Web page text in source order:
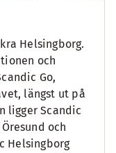
Helsingborg.
och
Go,
längst ut på
ligger Scandic
och
Helsingborg